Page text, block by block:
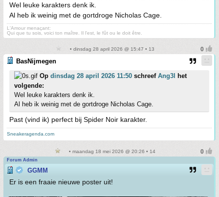
Wel leuke karakters denk ik.
Al heb ik weinig met de gortdroge Nicholas Cage.
L'Amour menaçant:
Qui que tu sois, voici ton maître. Il l'est, le fût ou le doit être.
• dinsdag 28 april 2026 @ 15:47 • 13
BasNijmegen
Op dinsdag 28 april 2026 11:50 schreef Ang3l
het
volgende:
Wel leuke karakters denk ik.
Al heb ik weinig met de gortdroge Nicholas Cage.
Past (vind ik) perfect bij Spider Noir karakter.
Sneakeragenda.com
• maandag 18 mei 2026 @ 20:26 • 14
Forum Admin
GGMM
Er is een fraaie nieuwe poster uit!